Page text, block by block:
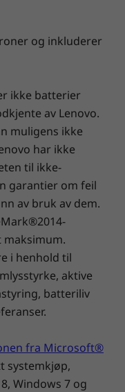
enn 200
oss om at den
M70q har
den måtte få –
i
til
opptil tre
porter, en med
andre
eksterne
betyr at du kan
verktøyfri
den slik at den
og inkluderer
ikke batterier
av Lenovo.
muligens ikke
har ikke
til ikke-
garantier om feil
av bruk av dem.
i henhold til
aktive
batteriliv
fra Microsoft®
systemkjøp,
Windows 7 og